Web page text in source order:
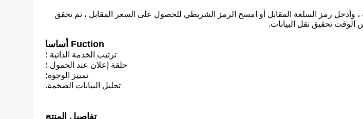
، وأدخل رمز السلعة المقابل أو امسح الرمز الشريطي للحصول على السعر المقابل ، ثم تحقق
Fuction أساسا
ترتيب الخدمة الذاتية ؛
حلقة إعلان عند الخمول ؛
تمييز الوجوه؛
تحليل البيانات الضخمة.
تفاصيل المنتج